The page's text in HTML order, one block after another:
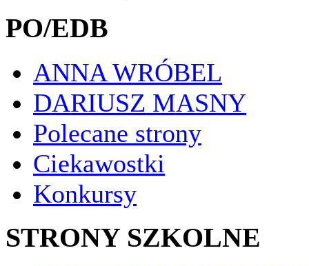
PO/EDB
ANNA WRÓBEL
DARIUSZ MASNY
Polecane strony
Ciekawostki
Konkursy
STRONY SZKOLNE